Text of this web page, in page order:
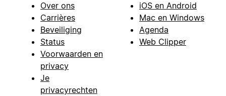
Over ons
Carrières
Beveiliging
Status
Voorwaarden en
privacy
Je
privacyrechten
iOS en Android
Mac en Windows
Agenda
Web Clipper